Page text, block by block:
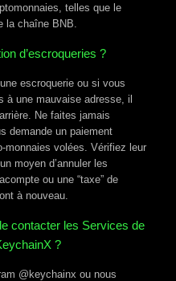
telles que le
la chaîne BNB.
d’escroqueries ?
escroquerie ou si vous
à une mauvaise adresse, il
Ne faites jamais
demande un paiement
monnaies volées. Vérifiez leur
moyen d’annuler les
ou une “taxe” de
à nouveau.
contacter les Services de
?
@keychainx ou nous